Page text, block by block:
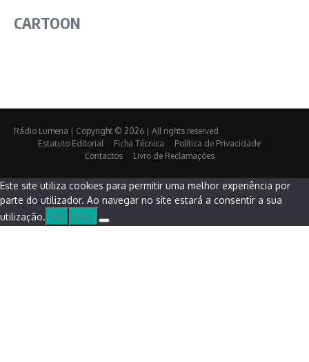
CARTOON
Rádio Lumena | Copyright © 2026 | All rights reserved
Estatuto Editorial
Ficha Técnica
Política de Privacidade
Contactos
Livro de Reclamações
Este site utiliza cookies para permitir uma melhor experiência por
parte do utilizador. Ao navegar no site estará a consentir a sua
utilização. Ok Não